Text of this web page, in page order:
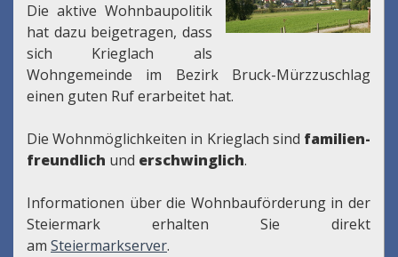
Die aktive Wohnbaupolitik
hat dazu beigetragen, dass
sich Krieglach als
Wohngemeinde im Bezirk Bruck-Mürzzuschlag
einen guten Ruf erarbeitet hat.
Die Wohnmöglichkeiten in Krieglach sind familien-
freundlich und erschwinglich.
Informationen über die Wohnbauförderung in der
Steiermark erhalten Sie direkt
am Steiermarkserver.